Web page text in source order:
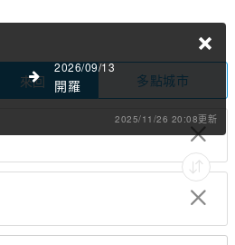
來回 多點城市
2026/09/13
開羅
2025/11/26 20:08更新